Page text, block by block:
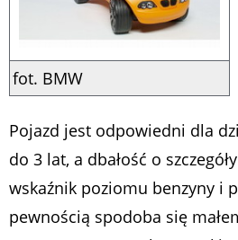
fot. BMW
Pojazd jest odpowiedni dla
do 3 lat, a dbałość o
wskaźnik poziomu benzyny i
pewnością spodoba się